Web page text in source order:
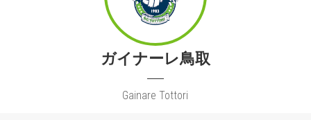
ガイナーレ鳥取
Gainare Tottori